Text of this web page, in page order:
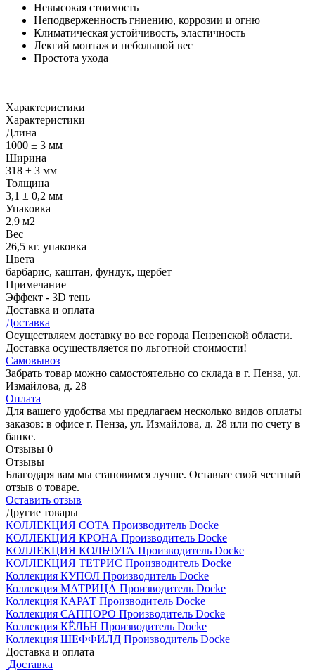
Невысокая стоимость
Неподверженность гниению, коррозии и огню
Климатическая устойчивость, эластичность
Лекгий монтаж и небольшой вес
Простота ухода
Характеристики
Характеристики
Длина
1000 ± 3 мм
Ширина
318 ± 3 мм
Толщина
3,1 ± 0,2 мм
Упаковка
2,9 м2
Вес
26,5 кг. упаковка
Цвета
барбарис, каштан, фундук, щербет
Примечание
Эффект - 3D тень
Доставка и оплата
Доставка
Осуществляем доставку во все города Пензенской области.
Доставка осуществляется по льготной стоимости!
Самовывоз
Забрать товар можно самостоятельно со склада в г. Пенза, ул.
Измайлова, д. 28
Оплата
Для вашего удобства мы предлагаем несколько видов оплаты
заказов: в офисе г. Пенза, ул. Измайлова, д. 28 или по счету в
банке.
Отзывы 0
Отзывы
Благодаря вам мы становимся лучше. Оставьте свой честный
отзыв о товаре.
Оставить отзыв
Другие товары
КОЛЛЕКЦИЯ СОТА Производитель Docke
КОЛЛЕКЦИЯ КРОНА Производитель Docke
КОЛЛЕКЦИЯ КОЛЬЧУГА Производитель Docke
КОЛЛЕКЦИЯ ТЕТРИС Производитель Docke
Коллекция КУПОЛ Производитель Docke
Коллекция МАТРИЦА Производитель Docke
Коллекция КАРАТ Производитель Docke
Коллекция САППОРО Производитель Docke
Коллекция КЁЛЬН Производитель Docke
Коллекция ШЕФФИЛД Производитель Docke
Доставка и оплата
Доставка